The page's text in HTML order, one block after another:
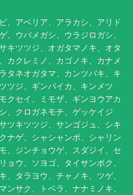
、アベリア、アラカシ、アリド
、ウバメガシ、ウラジロガシ、
キツツジ、オガタマノキ、オタ
カクレミノ、カゴノキ、カナメ
タネオガタマ、カンツバキ、キ
ツジ、ギンバイカ、キンメツ
クセイ、ミモザ、ギンヨウアカ
、クロガネモチ、ゲッケイジ
ツキツツジ、サンゴジュ、シキ
ナゲ、シャシャンポ、シャリン
、ジンチョウゲ、スダジイ、セ
ョウ、ソヨゴ、タイサンボク、
、タラヨウ、チャノキ、ツゲ、
ンサク、トベラ、ナナミノキ、